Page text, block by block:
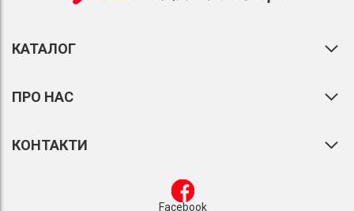
КАТАЛОГ
ПРО НАС
КОНТАКТИ
Facebook